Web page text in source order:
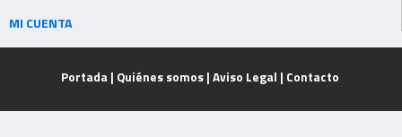
MI CUENTA
Portada | Quiénes somos| Aviso Legal | Contacto